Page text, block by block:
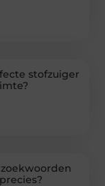
stofzuiger